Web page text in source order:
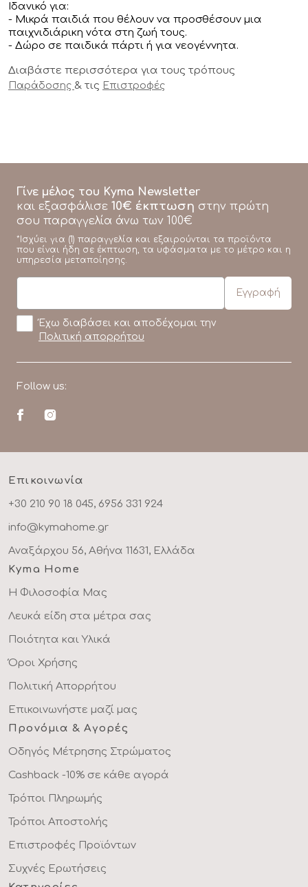
Ιδανικό για:
- Μικρά παιδιά που θέλουν να προσθέσουν μια
παιχνιδιάρικη νότα στη ζωή τους.
- Δώρο σε παιδικά πάρτι ή για νεογέννητα.
Διαβάστε περισσότερα για τους τρόπους
Παράδοσης & τις Επιστροφές
Γίνε μέλος του Kyma Newsletter
και εξασφάλισε 10€ έκπτωση στην πρώτη
σου παραγγελία άνω των 100€
*Ισχύει για (1) παραγγελία και εξαιρούνται τα προϊόντα
που είναι ήδη σε έκπτωση, τα υφάσματα με το μέτρο και η
υπηρεσία μεταποίησης.
Έχω διαβάσει και αποδέχομαι την
Πολιτική απορρήτου
Follow us:
Επικοινωνία
+30 210 90 18 045, 6956 331 924
info@kymahome.gr
Αναξάρχου 56, Αθήνα 11631, Ελλάδα
Kyma Home
Η Φιλοσοφία Μας
Λευκά είδη στα μέτρα σας
Ποιότητα και Υλικά
Όροι Χρήσης
Πολιτική Απορρήτου
Επικοινωνήστε μαζί μας
Προνόμια & Αγορές
Οδηγός Μέτρησης Στρώματος
Cashback -10% σε κάθε αγορά
Τρόποι Πληρωμής
Τρόποι Αποστολής
Επιστροφές Προϊόντων
Συχνές Ερωτήσεις